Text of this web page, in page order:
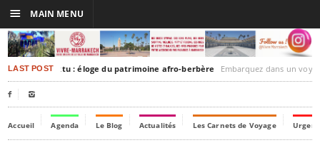
LAST POST
Timbuktu : éloge du patrimoine afro-berbère Embarquez dans un voyage culturel dans le temps,
 
Accueil Agenda Le Blog Actualités Les Carnets de Voyage
☰ MAIN MENU